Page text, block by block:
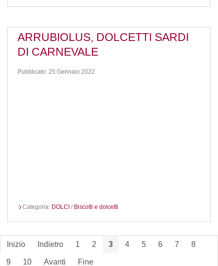
ARRUBIOLUS, DOLCETTI SARDI
DI CARNEVALE
Pubblicato: 25 Gennaio 2022
Categoria: DOLCI / Biscotti e dolcetti
Inizio Indietro 1 2 3 4 5 6 7 8
9 10 Avanti Fine